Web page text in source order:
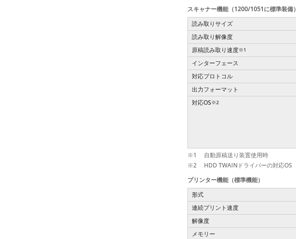
スキャナー機能（1200/1051に標準装備）
読み取りサイズ
読み取り解像度
原稿読み取り速度※1
インターフェース
対応プロトコル
出力フォーマット
対応OS※2
※1
自動原稿送り装置使用時
※2
HDD TWAINドライバーの対応OS
プリンター機能（標準機能）
形式
連続プリント速度
解像度
メモリー